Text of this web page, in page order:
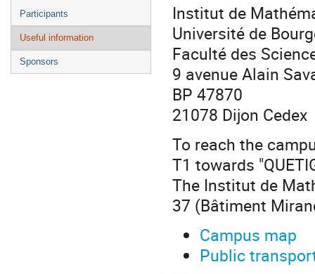
Participants
Useful information
Sponsors
Institut de
Université de
Faculté des
9 avenue Alain
BP 47870
21078 Dijon Cedex
To reach the
T1 towards
The Institut de
37 (Bâtiment
Campus map
Public